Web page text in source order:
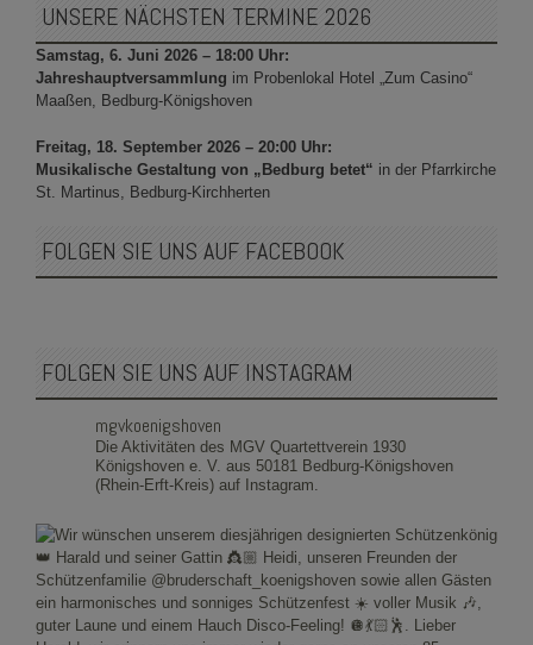
UNSERE NÄCHSTEN TERMINE 2026
Samstag, 6. Juni 2026 – 18:00 Uhr:
Jahreshauptversammlung im Probenlokal Hotel „Zum Casino“
Maaßen, Bedburg-Königshoven
Freitag, 18. September 2026 – 20:00 Uhr:
Musikalische Gestaltung von „Bedburg betet“ in der Pfarrkirche
St. Martinus, Bedburg-Kirchherten
FOLGEN SIE UNS AUF FACEBOOK
FOLGEN SIE UNS AUF INSTAGRAM
mgvkoenigshoven
Die Aktivitäten des MGV Quartettverein 1930
Königshoven e. V. aus 50181 Bedburg-Königshoven
(Rhein-Erft-Kreis) auf Instagram.